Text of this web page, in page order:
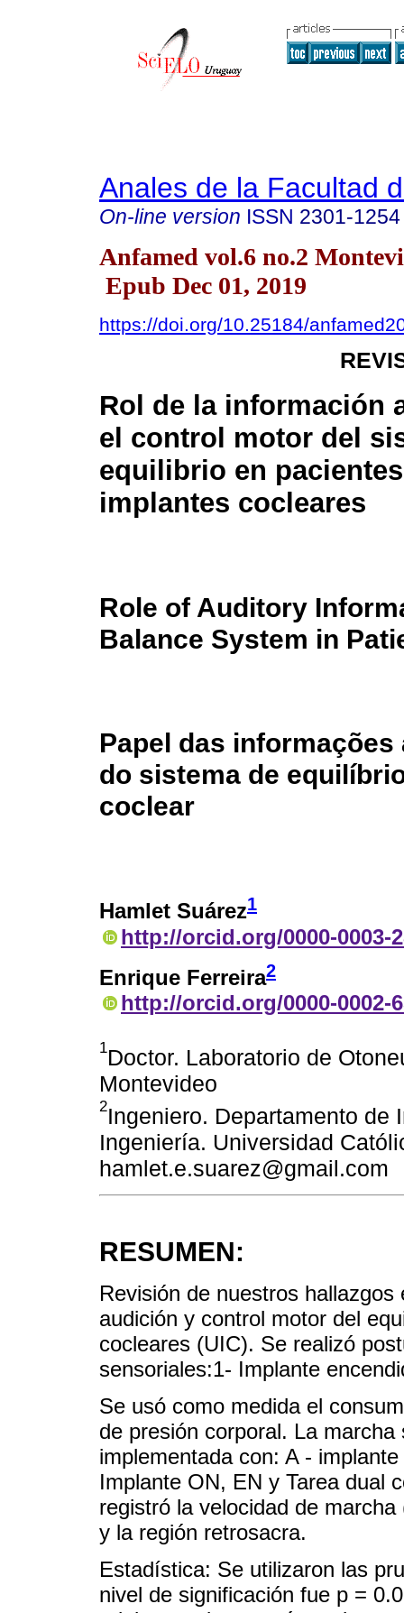
Anales de la Facultad
On-line version ISSN 2301-1254
Anfamed vol.6 no.2
Epub Dec 01, 2019
https://doi.org/10.25184/
Rol de la información
el control motor del
equilibrio en
implantes cocleares
Role of Auditory
Balance System in
Papel das
do sistema de
coclear
Hamlet Suárez1
http://orcid.org/0000-0003-
Enrique Ferreira2
http://orcid.org/0000-0002-
1Doctor. Laboratorio de
Montevideo
2Ingeniero. Departamento de
Ingeniería. Universidad
hamlet.e.suarez@gmail.com
RESUMEN:
Revisión de nuestros
audición y control motor del
cocleares (UIC). Se realizó
sensoriales:1- Implante
Se usó como medida el
de presión corporal. La
implementada con: A -
Implante ON, EN y Tarea dual
registró la velocidad de
y la región retrosacra.
Estadística: Se utilizaron las
nivel de significación fue p =